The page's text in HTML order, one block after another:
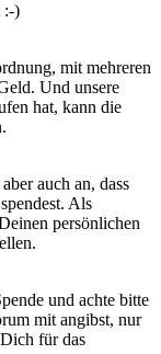
:-)
mit mehreren
Und unsere
hat, kann die
auch an, dass
Als
persönlichen
und achte bitte
mit angibst, nur
für das